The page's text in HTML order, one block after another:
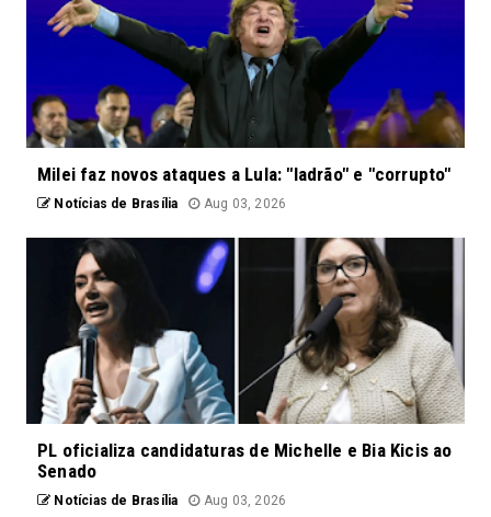
Milei faz novos ataques a Lula: "ladrão" e "corrupto"
Notícias de Brasília Aug 03, 2026
PL oficializa candidaturas de Michelle e Bia Kicis ao
Senado
Notícias de Brasília Aug 03, 2026